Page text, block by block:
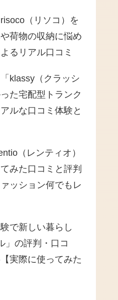
（リソコ）を
荷物の収納に悩め
るリアル口コミ
klassy（クラッシ
た宅配型トランク
ルな口コミ体験と
（レンティオ）
みた口コミと評判
ッション何でもレ
で新しい暮らし
」の評判・口コ
実際に使ってみた